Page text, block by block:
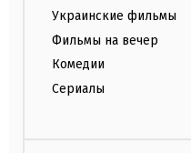
Украинские фильмы
Фильмы на вечер
Комедии
Сериалы